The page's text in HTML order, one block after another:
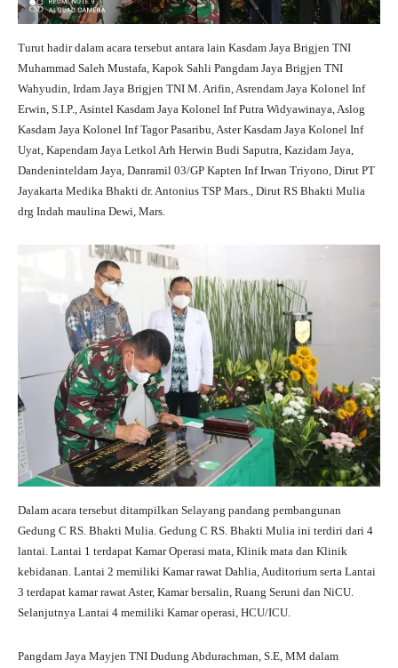
Turut hadir dalam acara tersebut antara lain Kasdam Jaya Brigjen TNI
Muhammad Saleh Mustafa, Kapok Sahli Pangdam Jaya Brigjen TNI
Wahyudin, Irdam Jaya Brigjen TNI M. Arifin, Asrendam Jaya Kolonel Inf
Erwin, S.I.P., Asintel Kasdam Jaya Kolonel Inf Putra Widyawinaya, Aslog
Kasdam Jaya Kolonel Inf Tagor Pasaribu, Aster Kasdam Jaya Kolonel Inf
Uyat, Kapendam Jaya Letkol Arh Herwin Budi Saputra, Kazidam Jaya,
Dandeninteldam Jaya, Danramil 03/GP Kapten Inf Irwan Triyono, Dirut PT
Jayakarta Medika Bhakti dr. Antonius TSP Mars., Dirut RS Bhakti Mulia
drg Indah maulina Dewi, Mars.
Dalam acara tersebut ditampilkan Selayang pandang pembangunan
Gedung C RS. Bhakti Mulia. Gedung C RS. Bhakti Mulia ini terdiri dari 4
lantai. Lantai 1 terdapat Kamar Operasi mata, Klinik mata dan Klinik
kebidanan. Lantai 2 memiliki Kamar rawat Dahlia, Auditorium serta Lantai
3 terdapat kamar rawat Aster, Kamar bersalin, Ruang Seruni dan NiCU.
Selanjutnya Lantai 4 memiliki Kamar operasi, HCU/ICU.
Pangdam Jaya Mayjen TNI Dudung Abdurachman, S.E, MM dalam